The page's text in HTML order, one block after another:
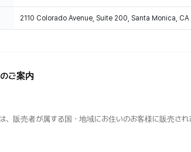
2110 Colorado Avenue, Suite 200, Santa Monica,
ご案内
、販売者が属する国・地域にお住いのお客様に販売さ